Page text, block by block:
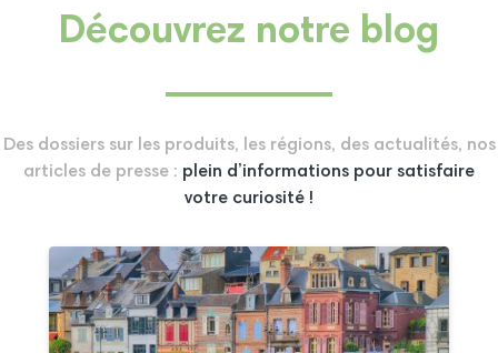
Découvrez notre blog
Des dossiers sur les produits, les régions, des actualités, nos
articles de presse : plein d’informations pour satisfaire
votre curiosité !